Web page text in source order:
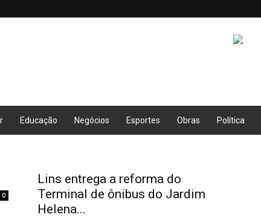
Educação Negócios Esportes Obras Política
0
Lins entrega a reforma do
Terminal de ônibus do Jardim
Helena...